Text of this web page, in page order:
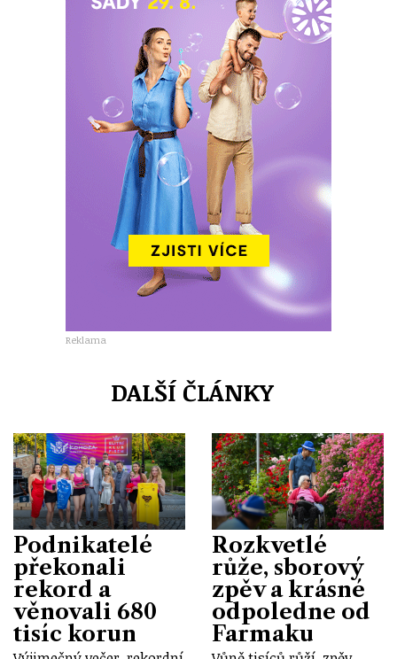
Reklama
DALŠÍ ČLÁNKY
Podnikatelé
překonali
rekord a
věnovali 680
tisíc korun
Rozkvetlé
růže, sborový
zpěv a krásné
odpoledne od
Farmaku